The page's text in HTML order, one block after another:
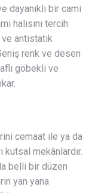
dayanıklı bir cami
halısını tercih
ve antistatik
renk ve desen
göbekli ve
cemaat ile ya da
mekânlardır.
belli bir düzen
yan yana